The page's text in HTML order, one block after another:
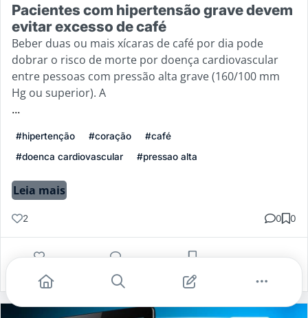
Pacientes com hipertensão grave devem
evitar excesso de café
Beber duas ou mais xícaras de café por dia pode
dobrar o risco de morte por doença cardiovascular
entre pessoas com pressão alta grave (160/100 mm
Hg ou superior). A
...
#hipertenção #coração
#café
#doenca cardiovascular
#pressao alta
Leia mais
2 0 0
Gostei Comentar Salvar